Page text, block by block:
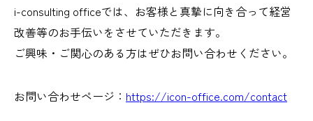
i-consulting officeでは、お客様と真摯に向き合って経営
改善等のお手伝いをさせていただきます。
ご興味・ご関心のある方はぜひお問い合わせください。
お問い合わせページ： https://icon-office.com/contact